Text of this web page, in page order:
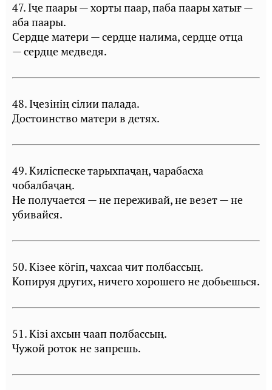
47. Iҷе паары — хорты паар, паба паары хатығ —
аба паары.
Сердце матери — сердце налима, сердце отца
— сердце медведя.
48. Iҷезiнiң сiлии палада.
Достоинство матери в детях.
49. Килiспеске тарыхпаҷаң, чарабасха
чобалбаҷаң.
Не получается — не переживай, не везет — не
убивайся.
50. Кiзее кöгiп, чахсаа чит полбассың.
Копируя других, ничего хорошего не добьешься.
51. Кiзi ахсын чаап полбассың.
Чужой роток не запрешь.